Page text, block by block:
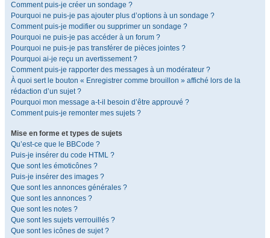
Comment puis-je créer un sondage ?
Pourquoi ne puis-je pas ajouter plus d’options à un sondage ?
Comment puis-je modifier ou supprimer un sondage ?
Pourquoi ne puis-je pas accéder à un forum ?
Pourquoi ne puis-je pas transférer de pièces jointes ?
Pourquoi ai-je reçu un avertissement ?
Comment puis-je rapporter des messages à un modérateur ?
À quoi sert le bouton « Enregistrer comme brouillon » affiché lors de la
rédaction d’un sujet ?
Pourquoi mon message a-t-il besoin d’être approuvé ?
Comment puis-je remonter mes sujets ?
Mise en forme et types de sujets
Qu’est-ce que le BBCode ?
Puis-je insérer du code HTML ?
Que sont les émoticônes ?
Puis-je insérer des images ?
Que sont les annonces générales ?
Que sont les annonces ?
Que sont les notes ?
Que sont les sujets verrouillés ?
Que sont les icônes de sujet ?